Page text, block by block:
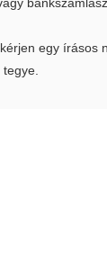
egy írásos